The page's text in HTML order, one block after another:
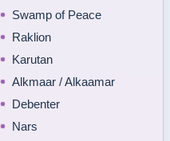
Swamp of Peace
Raklion
Karutan
Alkmaar / Alkaamar
Debenter
Nars